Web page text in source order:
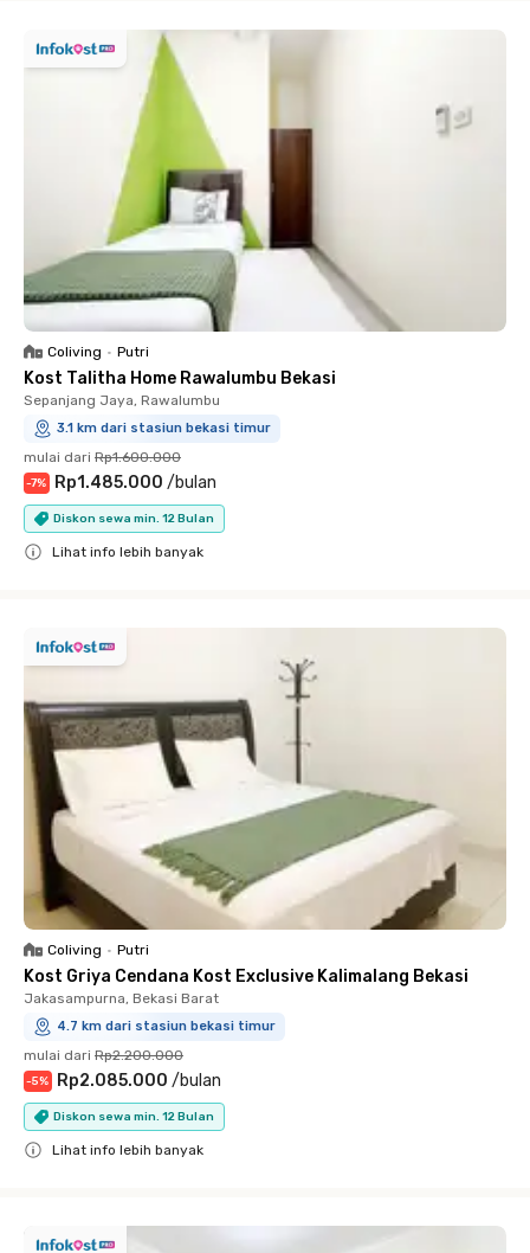
Coliving • Putri
Kost Talitha Home Rawalumbu Bekasi
Sepanjang Jaya, Rawalumbu
3.1 km dari stasiun bekasi timur
mulai dari Rp1.600.000
-7% Rp1.485.000 /bulan
Diskon sewa min. 12 Bulan
Lihat info lebih banyak
Coliving • Putri
Kost Griya Cendana Kost Exclusive Kalimalang Bekasi
Jakasampurna, Bekasi Barat
4.7 km dari stasiun bekasi timur
mulai dari Rp2.200.000
-5% Rp2.085.000 /bulan
Diskon sewa min. 12 Bulan
Lihat info lebih banyak